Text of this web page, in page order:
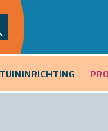
TUININRICHTING